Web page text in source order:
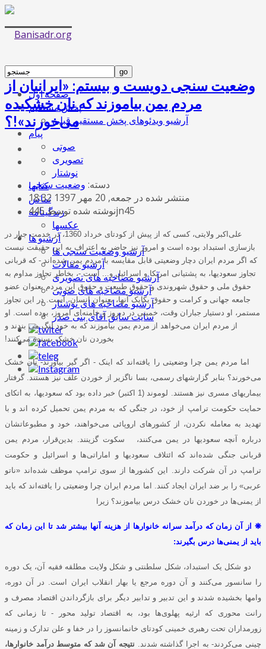
صفحه اول
پخش مستقیم
آرشیو ویدئوهای پخش مستقیم قبلی
پیام
صوتی
تصویری
نوشتار
کتابها
تماس
زندگینامه
عکسها
آرشیو ها
آرشیو وضعیت سنجی ها
آرشیو مقالات
آرشیو مصاخبه های تصویری
آرشیو مصاخبه های صوتی
آرشیو مصاخبه های نوشتار
سایت سابق آقای بنی صدر
وضعیت سنجی دویست و بیستم: «ایرانیان از
مردم یمن بیاموزند که نان خشکیده
می‌خورند»!؟
دسته: وضعیت سنجی
منتشر شده در جمعه, 20 مهر 1397 18:32
نوشته شده توسط 445jn45
علی‌اکبر ولایتی، کسی که از پیش از کودتای خرداد 1360، در خدمت جبار در
بازسازی استبداد بوده ‌است و امروز نیز حاضر به اعتراف به این حقیقت نیست
که اگر مردم ایران دچار وضعیتی قابل مقایسه با مردم یمن شده‌اند - که قربانی
تجاوز سعودیها، به پشتیانی امریکا و اسرائیل و... است -، بخاطر تجاوز مداوم به
حقوق ملی و حقوق شهروندی و حقوق طبیعت و حقوق این مردم بعنوان عضو
جامعه جهانی و کرامت و حقوق یکایک آنها، بعنوان انسان، است. در این تجاوز
مستمر، او دستیار جباران وقت، خمینی در دیروز و خامنه‌ای امروز، بوده‌ است. او
از مردم ایران می‌خواهد از مردم یمن بیاموزند که به خود لنگ می بندند و
بخوردن نان خشک بسنده می‌کنند!
اما مردم یمن چرا وضعیتی را یافته‌اند که اینک - اگر گیر بیاورند- نان خشک
می‌خورند؟ بنابر گزارشهای رسمی، بسا ناگزیر از خوردن علف نیز هستند. گرفتار
بیماریهای مسری نیز هستند. لوموند (1 اکتبر) خبر داده بود که سعودیها، به اتکای
حمایت حکومت ترامپ از خود، در جنگی که به مردم یمن تحمیل کرده ‌اند و با
تهدید به معامله نکردن، از کشورهای اروپائی می‌خواهند، خود و مطبوعاتشان
درباره آنچه سعودیها در یمن می‌کنند، سکوت گزینند. بدین‌قرار، مردم یمن
قربانی جنگی شده‌اند که ائتلاف سعودیها و اماراتی‌ها و اسرائیل و حکومت
ترامپ در آن شرکت دارند. این کشورها از سوی ترامپ موظف شده‌اند «ناتو
عربی» را بر ضد ایران ایجاد کنند. اما مردم ایران چرا وضعیتی را یافته‌اند که باید
از یمنی‌ها در خوردن نان خشک درس بیاموزند؟ زیرا
❋ از آن زمان که درآمد سرانه خانوارها از هزینه آنها بیشتر شد تا این زمان که
باید از یمنی‌ها درس بگیرند:
دو شکل یک استبداد، شکل سلطنتی و شکل ولایت مطلقه فقیه آن، یک دوره
را سانسور می‌کنند و آن دوره مرجع یا بهار انقلاب ایران است. در آن دوره،
وامها بخشیده شدند و این تدبیر و تدابیر دیگر برای بازگرداندن اقتصاد مصرف و
رانت محوری که ارثیه پهلوی‌ها بود، به اقتصاد تولید محور - تا زمانی که
زورمداران تحت رهبری خمینی کودتای خانمانسوز را در خفا و علن تدارک و زمینه
چینی می‌کردند- به اجرا گذاشته شدند. نتیجه آن شد که متوسط درآمد خانوارها،